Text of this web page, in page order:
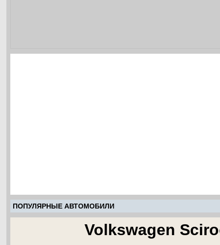
ПОПУЛЯРНЫЕ АВТОМОБИЛИ
Volkswagen